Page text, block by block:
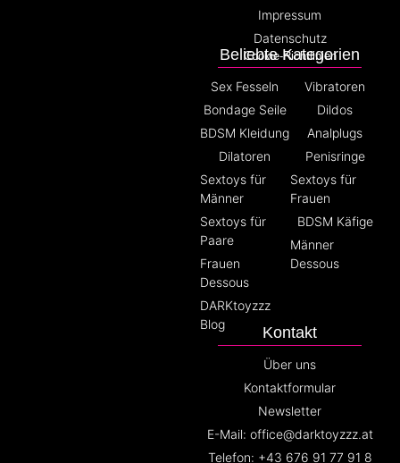
Beliebte Kategorien
Sex Fesseln
Bondage Seile
BDSM Kleidung
Dilatoren
Sextoys für
Männer
Sextoys für
Paare
Frauen
Dessous
DARKtoyzzz
Blog
Vibratoren
Dildos
Analplugs
Penisringe
Sextoys für
Frauen
BDSM Käfige
Männer
Dessous
Impressum
Datenschutz
Cookie-Richtlinien
Kontakt
Über uns
Kontaktformular
Newsletter
E-Mail: office@darktoyzzz.at
Telefon: +43 676 91 77 91 8